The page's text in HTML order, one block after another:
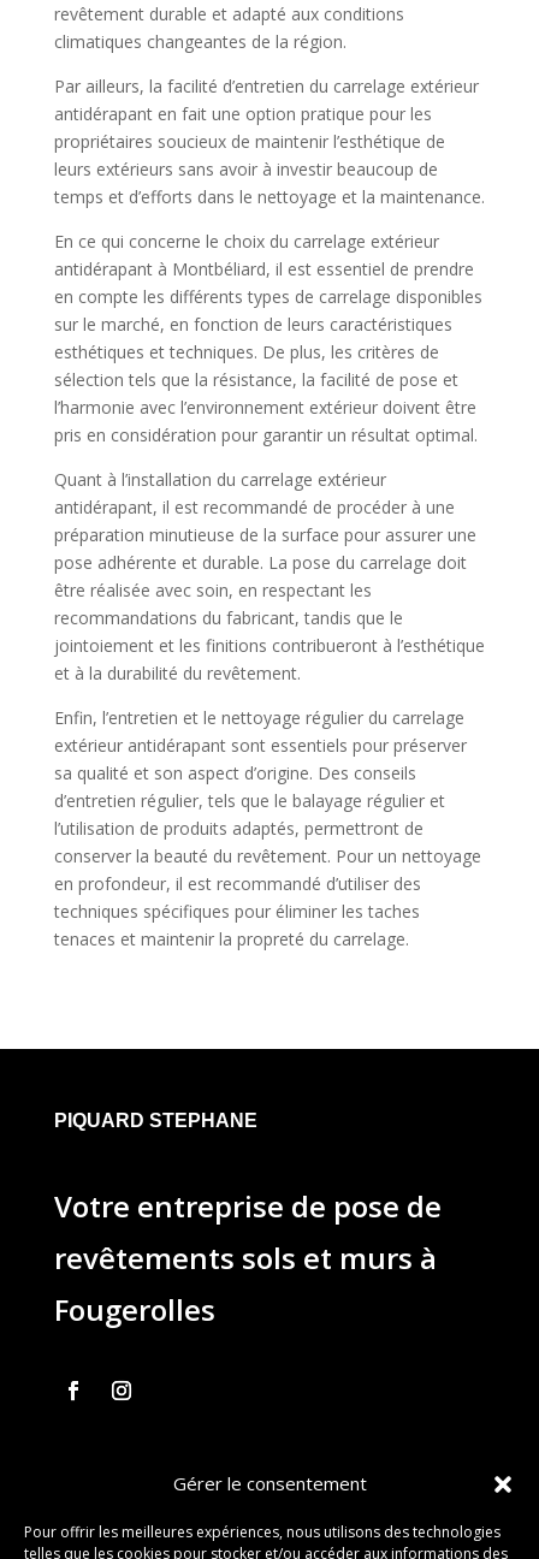
Gérer le consentement
Pour offrir les meilleures expériences, nous utilisons des technologies
telles que les cookies pour stocker et/ou accéder aux informations des
revêtement durable et adapté aux conditions
climatiques changeantes de la région.
Par ailleurs, la facilité d’entretien du carrelage extérieur
antidérapant en fait une option pratique pour les
propriétaires soucieux de maintenir l’esthétique de
leurs extérieurs sans avoir à investir beaucoup de
temps et d’efforts dans le nettoyage et la maintenance.
En ce qui concerne le choix du carrelage extérieur
antidérapant à Montbéliard, il est essentiel de prendre
en compte les différents types de carrelage disponibles
sur le marché, en fonction de leurs caractéristiques
esthétiques et techniques. De plus, les critères de
sélection tels que la résistance, la facilité de pose et
l’harmonie avec l’environnement extérieur doivent être
pris en considération pour garantir un résultat optimal.
Quant à l’installation du carrelage extérieur
antidérapant, il est recommandé de procéder à une
préparation minutieuse de la surface pour assurer une
pose adhérente et durable. La pose du carrelage doit
être réalisée avec soin, en respectant les
recommandations du fabricant, tandis que le
jointoiement et les finitions contribueront à l’esthétique
et à la durabilité du revêtement.
Enfin, l’entretien et le nettoyage régulier du carrelage
extérieur antidérapant sont essentiels pour préserver
sa qualité et son aspect d’origine. Des conseils
d’entretien régulier, tels que le balayage régulier et
l’utilisation de produits adaptés, permettront de
conserver la beauté du revêtement. Pour un nettoyage
en profondeur, il est recommandé d’utiliser des
techniques spécifiques pour éliminer les taches
tenaces et maintenir la propreté du carrelage.
PIQUARD STEPHANE
Votre entreprise de pose de
revêtements sols et murs à
Fougerolles
stephane.piquard@free.fr